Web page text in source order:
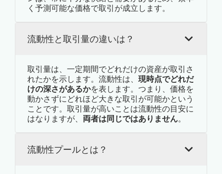
く予測可能な価格で取引が成立します。
流動性と取引量の違いは？
取引量は、一定期間でどれだけの資産が取引さ
れたかを示します。流動性は、 現時点でどれだ
けの深さがあるかを表します。つまり、価格を
動かさずにどれほど大きな取引が可能かという
ことです。取引量が高いことは流動性の目安に
はなりますが、 両者は同じではありません。
流動性プールとは？